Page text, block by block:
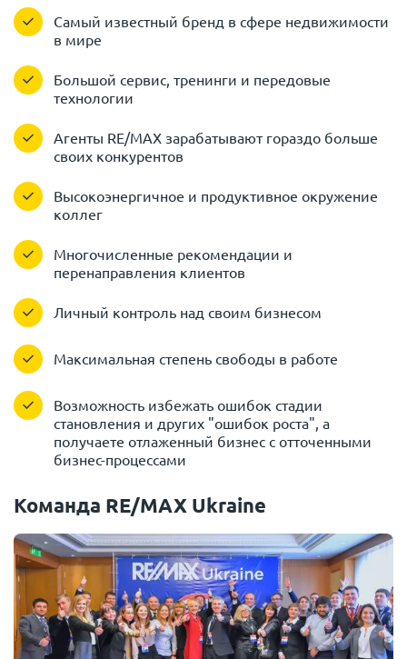
Самый известный бренд в сфере недвижимости
в мире
Большой сервис, тренинги и передовые
технологии
Агенты RE/MAX зарабатывают гораздо больше
своих конкурентов
Высокоэнергичное и продуктивное окружение
коллег
Многочисленные рекомендации и
перенаправления клиентов
Личный контроль над своим бизнесом
Максимальная степень свободы в работе
Возможность избежать ошибок стадии
становления и других "ошибок роста", а
получаете отлаженный бизнес с отточенными
бизнес-процессами
Команда RE/MAX Ukraine